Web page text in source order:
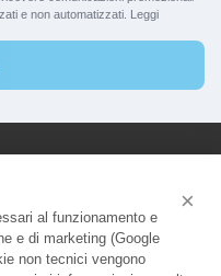
×
al funzionamento e
e di marketing (Google
non tecnici vengono
e non automatizzati. Leggi
Srl
al Pubblico:
Roma